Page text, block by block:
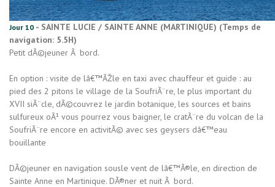
Jour 10 - SAINTE LUCIE / SAINTE ANNE (MARTINIQUE) (Temps de
navigation: 5.5H)
Petit dÃ©jeuner Ã bord.
En option : visite de lâ€™ÃŽle en taxi avec chauffeur et guide : au
pied des 2 pitons le village de la SoufriÃ¨re, le plus important du
XVII siÃ¨cle, dÃ©couvrez le jardin botanique, les sources et bains
sulfureux oÃ¹ vous pourrez vous baigner, le cratÃ¨re du volcan de la
SoufriÃ¨re encore en activitÃ© avec ses geysers dâ€™eau
bouillante
DÃ©jeuner en navigation sousle vent de lâ€™Ã®le, en direction de
Sainte Anne en Martinique. DÃ®ner et nuit Ã bord.